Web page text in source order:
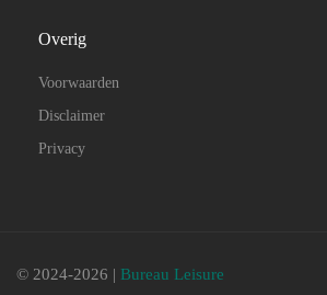
Overig
Voorwaarden
Disclaimer
Privacy
© 2024-2026 | Bureau Leisure